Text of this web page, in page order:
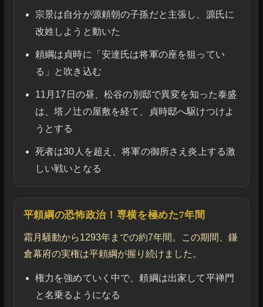
宗景は自分が源頼朝の子孫だと主張し、源氏に
改姓しようと動いた
頼綱は貞時に「安達氏は将軍の座を狙ってい
る」と吹き込む
11月17日の昼、松谷の別邸で異変を知った泰盛
は、塔ノ辻の屋敷を経て、貞時邸へ駆けつけよ
うとする
死者は30人を超え、将軍の御所さえ炎上する激
しい戦いとなる
平頼綱の恐怖政治！専横を極めた7年間
霜月騒動から1293年までの約7年間。この期間、鎌
倉幕府の実権は平頼綱が握り続けました。
権力を強めていく中で、頼綱は出家して平禅門
と名乗るようになる